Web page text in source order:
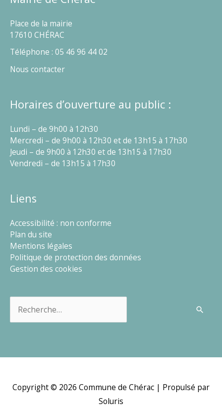
Place de la mairie
17610 CHÉRAC
Téléphone : 05 46 96 44 02
Nous contacter
Horaires d’ouverture au public :
Lundi – de 9h00 à 12h30
Mercredi – de 9h00 à 12h30 et de 13h15 à 17h30
Jeudi – de 9h00 à 12h30 et de 13h15 à 17h30
Vendredi – de 13h15 à 17h30
Liens
Accessibilité : non conforme
Plan du site
Mentions légales
Politique de protection des données
Gestion des cookies
Copyright © 2026 Commune de Chérac | Propulsé par
Soluris